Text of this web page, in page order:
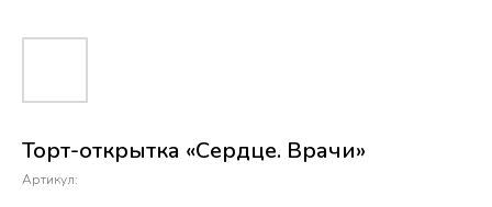
Торт-открытка «Сердце. Врачи»
Артикул: